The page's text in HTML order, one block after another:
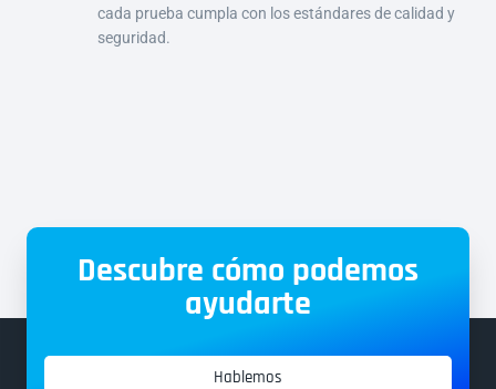
cada prueba cumpla con los estándares de calidad y
seguridad.
Descubre cómo podemos
ayudarte
Hablemos